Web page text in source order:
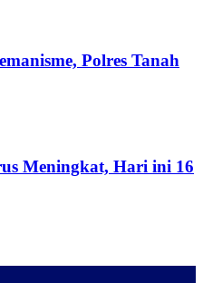
Polres Tanah
Meningkat, Hari ini 16